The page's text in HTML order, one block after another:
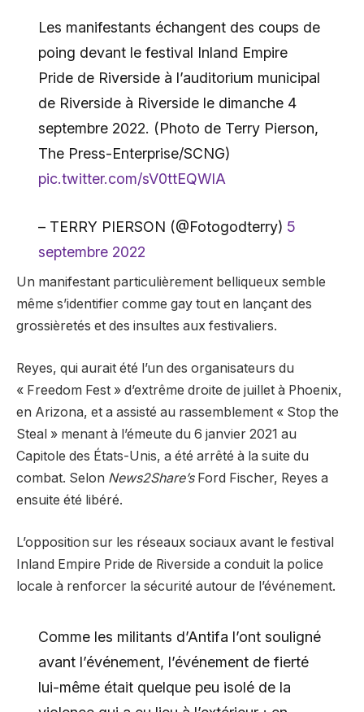
Les manifestants échangent des coups de
poing devant le festival Inland Empire
Pride de Riverside à l’auditorium municipal
de Riverside à Riverside le dimanche 4
septembre 2022. (Photo de Terry Pierson,
The Press-Enterprise/SCNG)
pic.twitter.com/sV0ttEQWlA
– TERRY PIERSON (@Fotogodterry) 5
septembre 2022
Un manifestant particulièrement belliqueux semble
même s’identifier comme gay tout en lançant des
grossièretés et des insultes aux festivaliers.
Reyes, qui aurait été l’un des organisateurs du
« Freedom Fest » d’extrême droite de juillet à Phoenix,
en Arizona, et a assisté au rassemblement « Stop the
Steal » menant à l’émeute du 6 janvier 2021 au
Capitole des États-Unis, a été arrêté à la suite du
combat. Selon News2Share’sFord Fischer, Reyes a
ensuite été libéré.
L’opposition sur les réseaux sociaux avant le festival
Inland Empire Pride de Riverside a conduit la police
locale à renforcer la sécurité autour de l’événement.
Comme les militants d’Antifa l’ont souligné
avant l’événement, l’événement de fierté
lui-même était quelque peu isolé de la